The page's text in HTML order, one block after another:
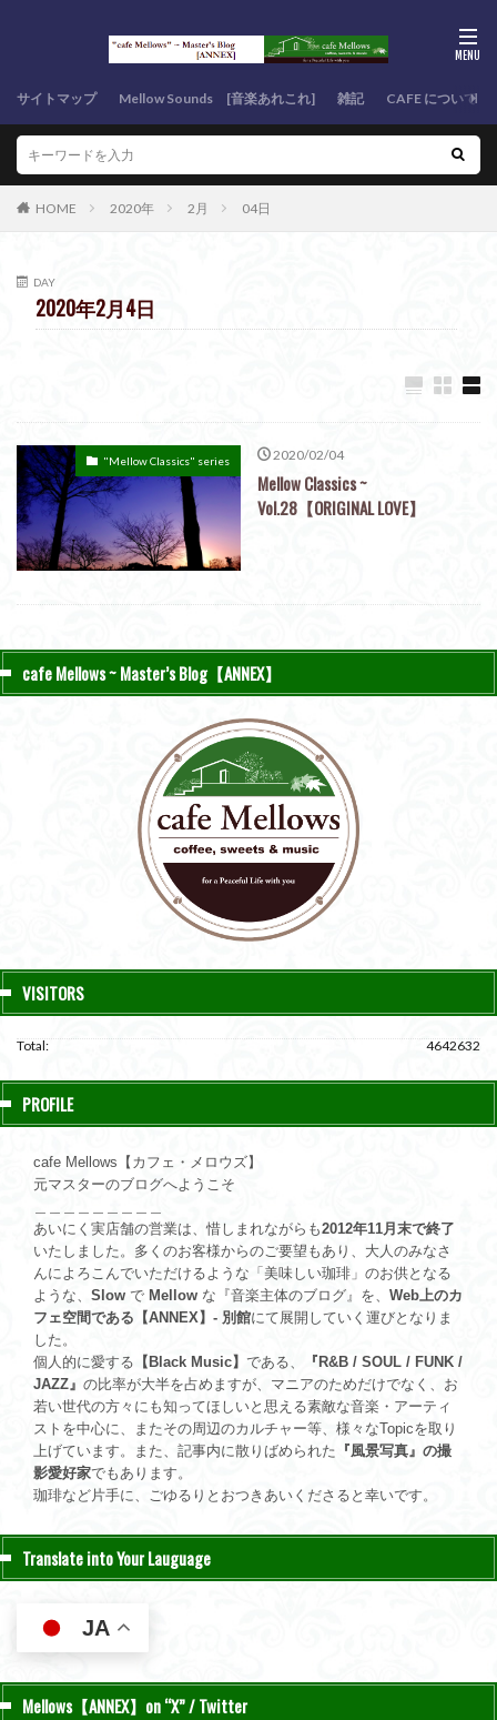
サイトマップ Mellow Sounds [音楽あれこれ] 雑記 CAFE について
HOME 2020年 2月 04日
DAY
2020年2月4日
"Mellow Classics" series 2020/02/04
Mellow Classics ~
Vol.28【ORIGINAL LOVE】
cafe Mellows ~ Master’s Blog【ANNEX】
VISITORS
4642632
Total:
PROFILE
cafe Mellows【カフェ・メロウズ】
元マスターのブログへようこそ
あいにく実店舗の営業は、惜しまれながらも2012年11月末で終了
いたしました。多くのお客様からのご要望もあり、大人のみなさ
んによろこんでいただけるような「美味しい珈琲」のお供となる
ような、 Slow で Mellow な『音楽主体のブログ』を、 Web上のカ
フェ空間である【ANNEX】- 別館にて展開していく運びとなりま
した。
個人的に愛する 【Black Music】 である、
『R&B / SOUL / FUNK /
JAZZ』 の比率が大半を占めますが、マニアのためだけでなく、お
若い世代の方々にも知ってほしいと思える素敵な音楽・アーティ
ストを中心に、またその周辺のカルチャー等、様々なTopicを取り
上げています。また、記事内に散りばめられた 『風景写真』の撮
影愛好家でもあります。
珈琲など片手に、ごゆるりとおつきあいくださると幸いです。
Translate into Your Lauguage
JA
Mellows【ANNEX】on “X” / Twitter